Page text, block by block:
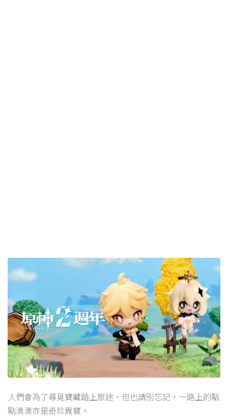
人們會為了尋覓寶藏踏上旅途，但也請別忘記，一路上的點
點滴滴亦是奇珍異寶。